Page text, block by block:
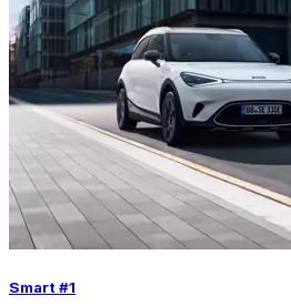
Smart #1